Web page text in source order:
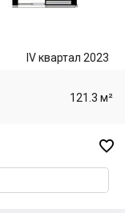
IV квартал 2023
121.3 м²
